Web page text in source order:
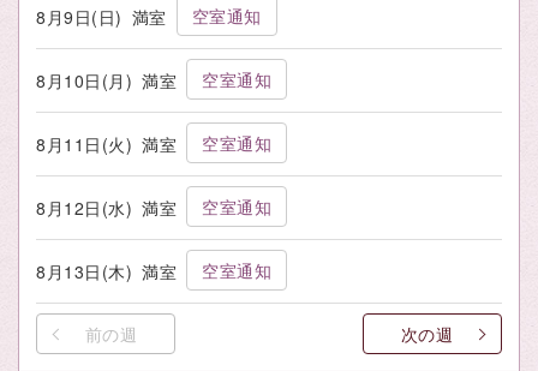
8月9日(日) 満室 空室通知
8月10日(月) 満室 空室通知
8月11日(火) 満室 空室通知
8月12日(水) 満室 空室通知
8月13日(木) 満室 空室通知
前の週 次の週